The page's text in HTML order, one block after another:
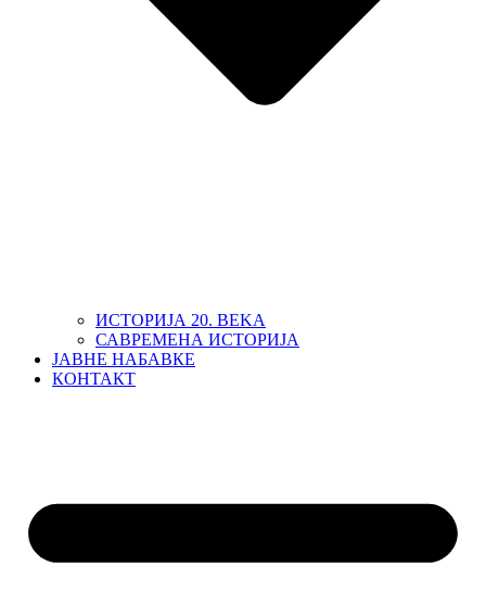
ИСТОРИЈА 20. ВЕKА
САВРЕМЕНА ИСТОРИЈА
ЈАВНЕ НАБАВКЕ
КОНТАКТ